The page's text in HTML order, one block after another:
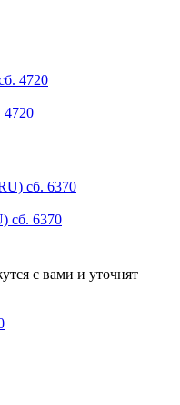
4720
сб. 6370
с вами и уточнят